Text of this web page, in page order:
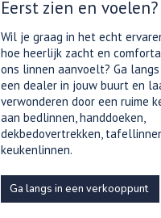
Eerst zien en voelen?
Wil je graag in het echt
hoe heerlijk zacht en
ons linnen aanvoelt? Ga
een dealer in jouw buurt en
verwonderen door een ruime
aan bedlinnen, handdoeken,
dekbedovertrekken,
keukenlinnen.
Ga langs in een verkooppunt